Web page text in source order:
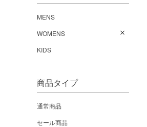
MENS
WOMENS
KIDS
商品タイプ
通常商品
セール商品